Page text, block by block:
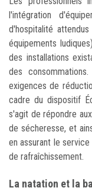
l'intégration
d'hospitalité
équipements
des installations
des
exigences de
cadre du dispositif
s'agit de répondre
de sécheresse, et
en assurant le
de rafraîchissement.
La natation et la